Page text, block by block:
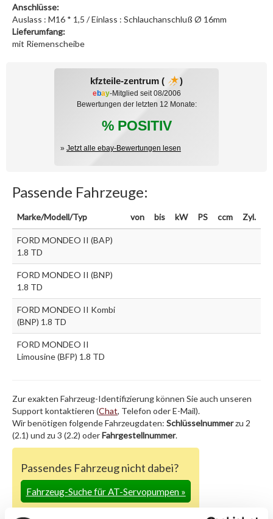
Anschlüsse:
Auslass : M16 * 1,5 / Einlass : Schlauchanschluß Ø 16mm
Lieferumfang:
mit Riemenscheibe
kfzteile-zentrum ( )
ebay-Mitglied seit 08/2006
Bewertungen der letzten 12 Monate:
% POSITIV
» Jetzt alle ebay-Bewertungen lesen
Passende Fahrzeuge:
Marke/Modell/Typ von bis kW PS ccm Zyl.
FORD MONDEO II (BAP)
1.8 TD
FORD MONDEO II (BNP)
1.8 TD
FORD MONDEO II Kombi
(BNP) 1.8 TD
FORD MONDEO II
Limousine (BFP) 1.8 TD
Zur exakten Fahrzeug-Identifizierung können Sie auch unseren
Support kontaktieren (Chat, Telefon oder E-Mail).
Wir benötigen folgende Fahrzeugdaten: Schlüsselnummerzu 2
(2.1) und zu 3 (2.2) oderFahrgestellnummer.
Passendes Fahrzeug nicht dabei?
Fahrzeug-Suche für AT-Servopumpen»